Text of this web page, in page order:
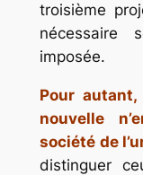
troisième
nécessaire
imposée.
Pour
nouvelle
société de
distinguer